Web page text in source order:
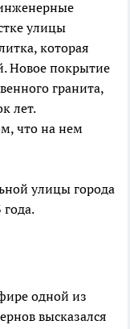
улицы
которая
Новое покрытие
гранита,
лет.
что на нем
улицы города
одной из
высказался